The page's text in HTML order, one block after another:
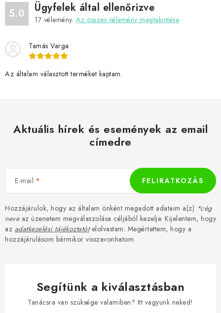
5.0 Ügyfelek által ellenőrizve
17 vélemény. Az összes vélemény megtekintése
Tamás Varga
Az általam választott terméket kaptam.
Aktuális hírek és események az email
címedre
E-mail
Hozzájárulok, hogy az általam önként megadott adataim a(z) *cég
neveaz üzenetem megválaszolása céljából kezelje. Kijelentem, hogy
az adatkezelési tájékoztatótelolvastam. Megértettem, hogy a
hozzájárulásom bármikor visszavonhatom.
FELIRATKOZÁS
Segítünk a kiválasztásban
Tanácsra van szüksége valamiben? Itt vagyunk neked!